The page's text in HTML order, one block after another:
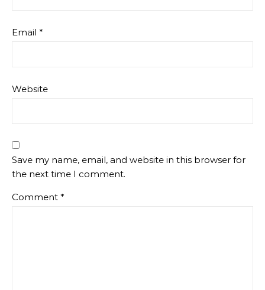
Email *
Website
Save my name, email, and website in this browser for
the next time I comment.
Comment *